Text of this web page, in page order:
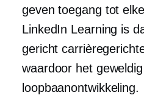
geven toegang tot
LinkedIn Learning is
gericht
waardoor het
loopbaanontwikkeling.